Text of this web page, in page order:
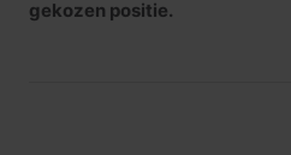
gekozen positie.